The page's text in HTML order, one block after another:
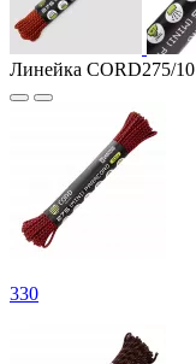
Линейка CORD275/10
330